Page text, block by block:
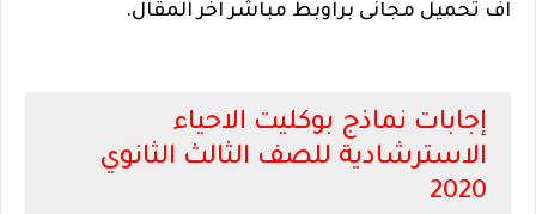
اف تحميل مجانى براوبط مباشر اخر المقال.
إجابات نماذج بوكليت الاحياء
الاسترشادية للصف الثالث الثانوي
2020